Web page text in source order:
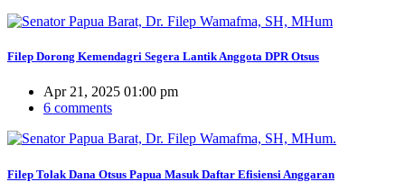
Filep Dorong Kemendagri Segera Lantik Anggota DPR Otsus
Apr 21, 2025 01:00 pm
6 comments
Filep Tolak Dana Otsus Papua Masuk Daftar Efisiensi Anggaran